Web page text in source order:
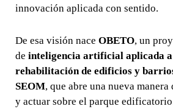
innovación aplicada con sentido.
De esa visión naceOBETO, un
deinteligencia artificial aplicada
rehabilitación de edificios y
SEOM, que abre una nueva
y actuar sobre el parque